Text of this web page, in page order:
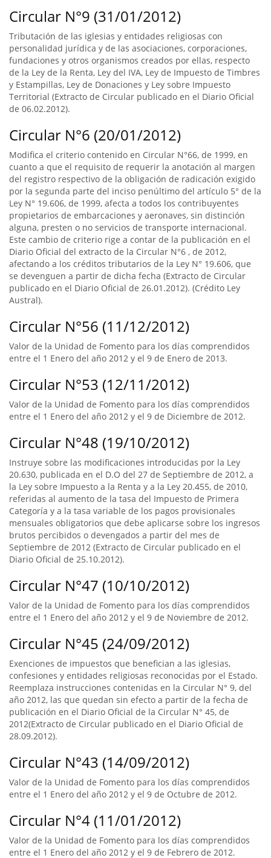
Circular N°9 (31/01/2012)
Tributación de las iglesias y entidades religiosas con
personalidad jurídica y de las asociaciones, corporaciones,
fundaciones y otros organismos creados por ellas, respecto
de la Ley de la Renta, Ley del IVA, Ley de Impuesto de Timbres
y Estampillas, Ley de Donaciones y Ley sobre Impuesto
Territorial (Extracto de Circular publicado en el Diario Oficial
de 06.02.2012).
Circular N°6 (20/01/2012)
Modifica el criterio contenido en Circular N°66, de 1999, en
cuanto a que el requisito de requerir la anotación al margen
del registro respectivo de la obligación de radicación exigido
por la segunda parte del inciso penúltimo del artículo 5° de la
Ley N° 19.606, de 1999, afecta a todos los contribuyentes
propietarios de embarcaciones y aeronaves, sin distinción
alguna, presten o no servicios de transporte internacional.
Este cambio de criterio rige a contar de la publicación en el
Diario Oficial del extracto de la Circular N°6 , de 2012,
afectando a los créditos tributarios de la Ley N° 19.606, que
se devenguen a partir de dicha fecha (Extracto de Circular
publicado en el Diario Oficial de 26.01.2012). (Crédito Ley
Austral).
Circular N°56 (11/12/2012)
Valor de la Unidad de Fomento para los días comprendidos
entre el 1 Enero del año 2012 y el 9 de Enero de 2013.
Circular N°53 (12/11/2012)
Valor de la Unidad de Fomento para los días comprendidos
entre el 1 Enero del año 2012 y el 9 de Diciembre de 2012.
Circular N°48 (19/10/2012)
Instruye sobre las modificaciones introducidas por la Ley
20.630, publicada en el D.O del 27 de Septiembre de 2012, a
la Ley sobre Impuesto a la Renta y a la Ley 20.455, de 2010,
referidas al aumento de la tasa del Impuesto de Primera
Categoría y a la tasa variable de los pagos provisionales
mensuales obligatorios que debe aplicarse sobre los ingresos
brutos percibidos o devengados a partir del mes de
Septiembre de 2012 (Extracto de Circular publicado en el
Diario Oficial de 25.10.2012).
Circular N°47 (10/10/2012)
Valor de la Unidad de Fomento para los días comprendidos
entre el 1 Enero del año 2012 y el 9 de Noviembre de 2012.
Circular N°45 (24/09/2012)
Exenciones de impuestos que benefician a las iglesias,
confesiones y entidades religiosas reconocidas por el Estado.
Reemplaza instrucciones contenidas en la Circular N° 9, del
año 2012, las que quedan sin efecto a partir de la fecha de
publicación en el Diario Oficial de la Circular N° 45, de
2012(Extracto de Circular publicado en el Diario Oficial de
28.09.2012).
Circular N°43 (14/09/2012)
Valor de la Unidad de Fomento para los días comprendidos
entre el 1 Enero del año 2012 y el 9 de Octubre de 2012.
Circular N°4 (11/01/2012)
Valor de la Unidad de Fomento para los días comprendidos
entre el 1 Enero del año 2012 y el 9 de Febrero de 2012.